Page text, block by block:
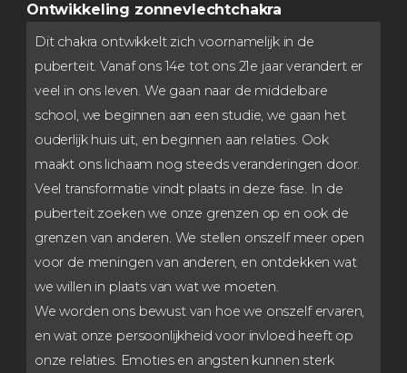
Ontwikkeling zonnevlechtchakra
Dit chakra ontwikkelt zich voornamelijk in de
puberteit. Vanaf ons 14e tot ons 21e jaar verandert er
veel in ons leven. We gaan naar de middelbare
school, we beginnen aan een studie, we gaan het
ouderlijk huis uit, en beginnen aan relaties. Ook
maakt ons lichaam nog steeds veranderingen door.
Veel transformatie vindt plaats in deze fase. In de
puberteit zoeken we onze grenzen op en ook de
grenzen van anderen. We stellen onszelf meer open
voor de meningen van anderen, en ontdekken wat
we willen in plaats van wat we moeten.
We worden ons bewust van hoe we onszelf ervaren,
en wat onze persoonlijkheid voor invloed heeft op
onze relaties. Emoties en angsten kunnen sterk